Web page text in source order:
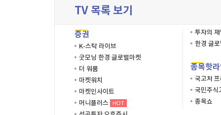
TV 목록 보기
증권
K-스탁 라이브
굿모닝 한경 글로벌마켓
더 워룸
마켓워치
마켓인사이트
머니플러스
HOT
투자의
한경 글
종목핫
국고처
국민주식
종목쇼